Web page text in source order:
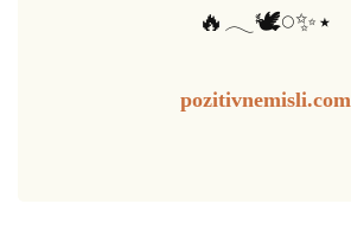
🔥𓂃🕊️𓏸✨⋆
pozitivnemisli.com